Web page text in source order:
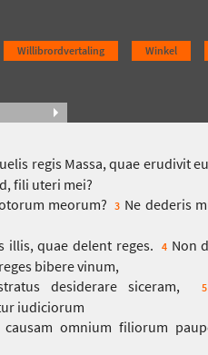
Winkel
Willibrordvertaling
regis Massa, quae erudivit
fili uteri mei?
meorum? 3 Ne dederis
illis, quae delent reges.
4 Non
bibere vinum,
desiderare siceram,
5
iudiciorum
omnium filiorum